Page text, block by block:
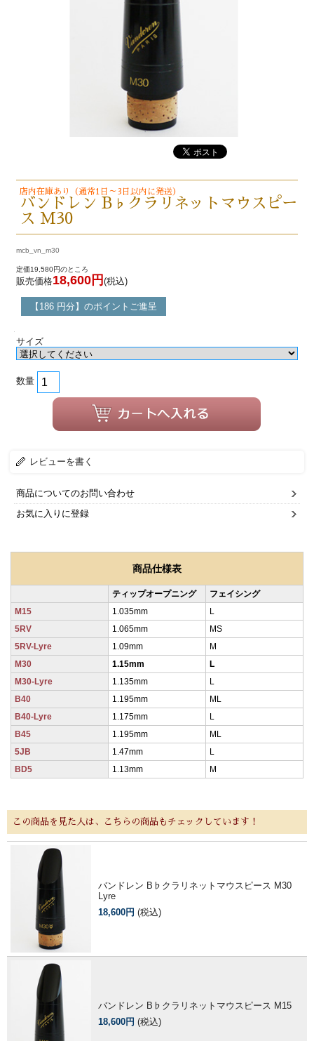
店内在庫あり（通常1日～3日以内に発送）
バンドレン B♭クラリネットマウスピー
ス M30
mcb_vn_m30
定価19,580円のところ
販売価格18,600円 (税込)
【186 円分】のポイントご進呈
サイズ
数量
レビューを書く
商品についてのお問い合わせ
お気に入りに登録
商品仕様表
ティップオープニング
フェイシング
M15
1.035mm
L
5RV
1.065mm
MS
5RV-Lyre
1.09mm
M
M30
1.15mm
L
M30-Lyre
1.135mm
L
B40
1.195mm
ML
B40-Lyre
1.175mm
L
B45
1.195mm
ML
5JB
1.47mm
L
BD5
1.13mm M
この商品を見た人は、こちらの商品もチェックしています！
バンドレン B♭クラリネットマウスピース M30
Lyre
18,600円 (税込)
バンドレン B♭クラリネットマウスピース M15
18,600円 (税込)